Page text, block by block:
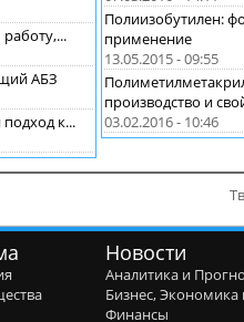
АБЗ
к...
Полиизобутилен:
применение
13.05.2015 - 09:55
производство и
03.02.2016 - 10:46
Новости
Аналитика и
Бизнес, Экономика
Финансы